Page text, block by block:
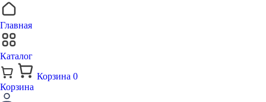
Главная
Каталог
Корзина 0
Корзина